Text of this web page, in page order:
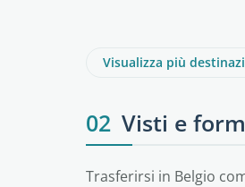
Visualizza più
02 Visti e
Trasferirsi in Belgio